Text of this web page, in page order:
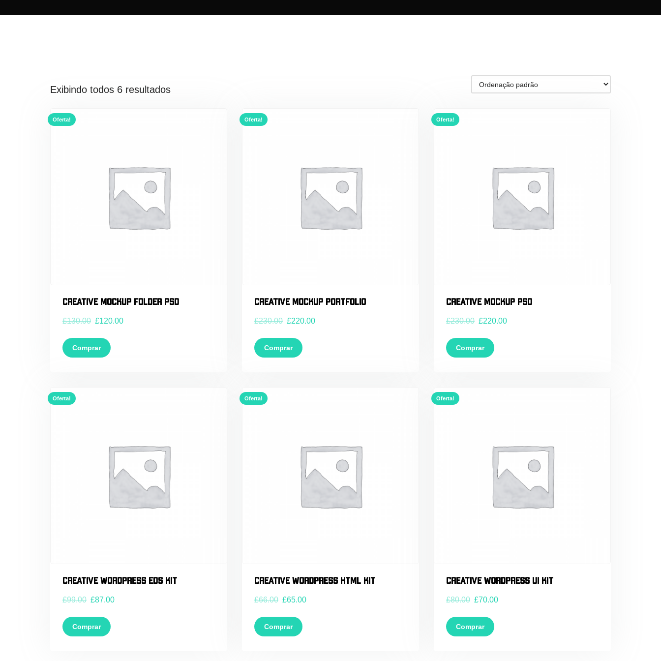
Exibindo todos 6 resultados
Oferta!
Creative Mockup Folder PSD
£130.00 £120.00
Comprar
Oferta!
Creative Mockup Portfolio
£230.00 £220.00
Comprar
Oferta!
Creative Mockup PSD
£230.00 £220.00
Comprar
Oferta!
Creative WordPress EDS Kit
£99.00 £87.00
Comprar
Oferta!
Creative WordPress HTML Kit
£66.00 £65.00
Comprar
Oferta!
Creative WordPress UI Kit
£80.00 £70.00
Comprar